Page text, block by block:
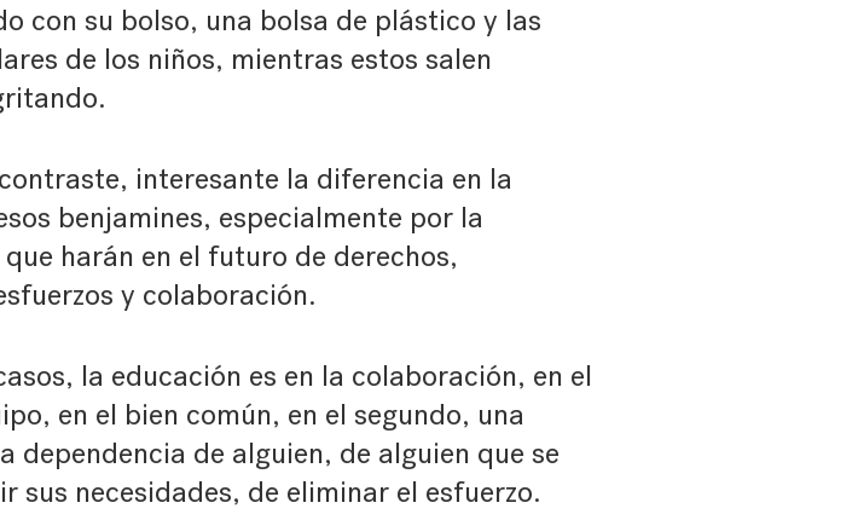
con su bolso, una bolsa de plástico y las
de los niños, mientras estos salen
interesante la diferencia en la
benjamines, especialmente por la
harán en el futuro de derechos,
y colaboración.
la educación es en la colaboración, en el
en el bien común, en el segundo, una
dependencia de alguien, de alguien que se
sus necesidades, de eliminar el esfuerzo.